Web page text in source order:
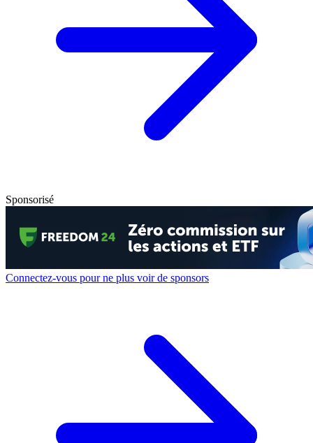
Sponsorisé
Connectez-vous pour ne plus voir de sponsors